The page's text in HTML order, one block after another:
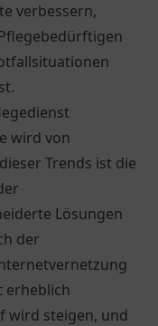
verbessern,
wird von
Trends ist die
Lösungen
der
erheblich
wird steigen, und